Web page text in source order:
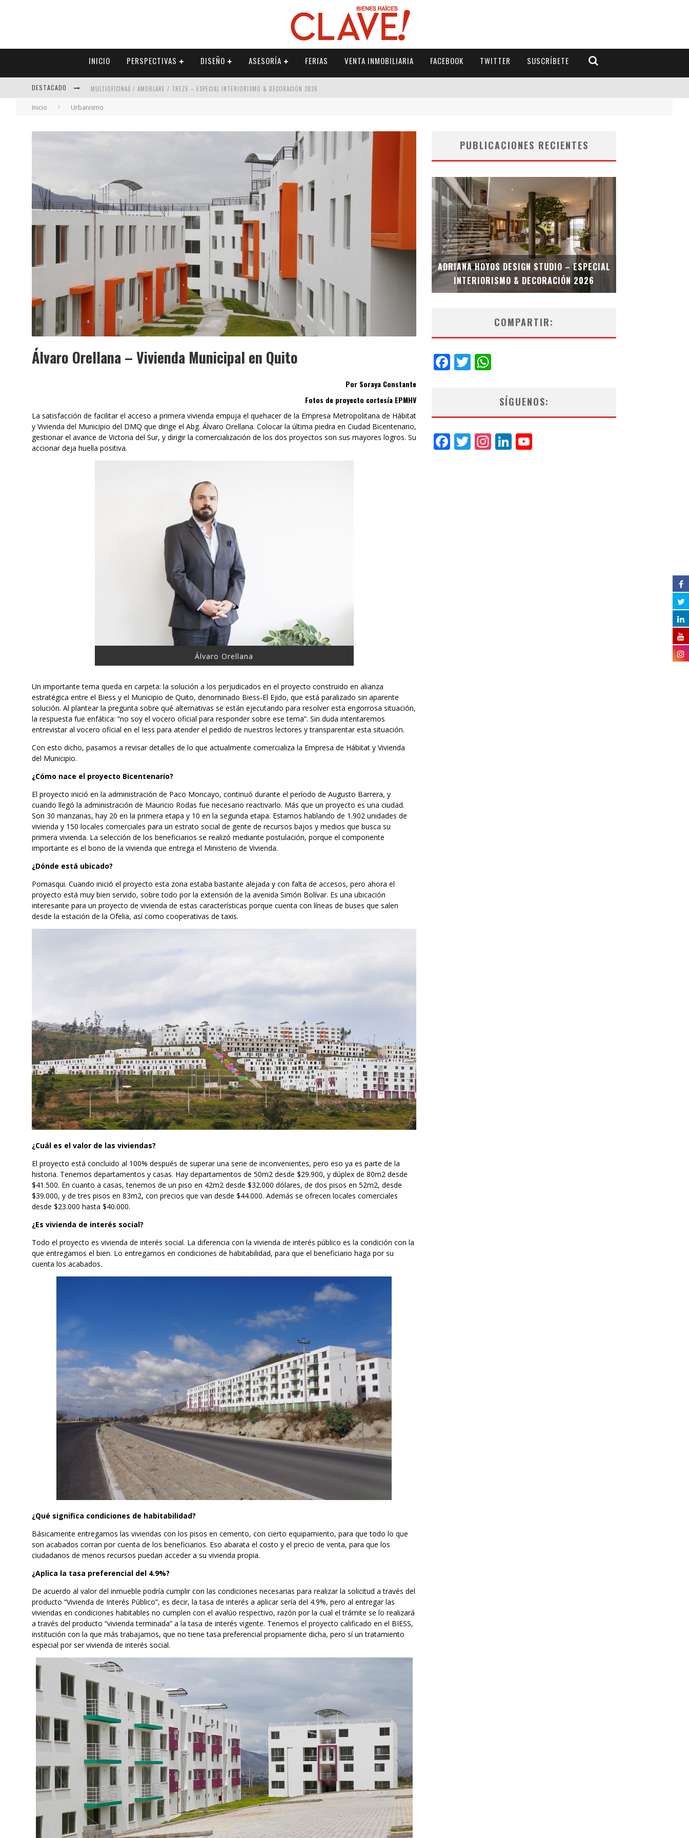
INICIO PERSPECTIVAS DISEÑO ASESORÍA FERIAS VENTA INMOBILIARIA FACEBOOK TWITTER SUSCRÍBETE
DESTACADO MULTIOFICINAS / AMOBLARE / TREZE – ESPECIAL INTERIORISMO & DECORACIÓN 2026
ABAD VERGARA ARQUITECTOS – ESPECIAL INTERIORISMO & DECORACIÓN 2026
COLINEAL – ESPECIAL INTERIORISMO & DECORACIÓN 2026
ADRIANA HOYOS DESIGN STUDIO – ESPECIAL INTERIORISMO & DECORACIÓN 2026
Inicio Urbanismo
Álvaro Orellana – Vivienda Municipal en Quito
Por Soraya Constante
Fotos de proyecto cortesía EPMHV
La satisfacción de facilitar el acceso a primera vivienda empuja el quehacer de la Empresa Metropolitana de Hábitat
y Vivienda del Municipio del DMQ que dirige el Abg. Álvaro Orellana. Colocar la última piedra en Ciudad Bicentenario,
gestionar el avance de Victoria del Sur, y dirigir la comercialización de los dos proyectos son sus mayores logros. Su
accionar deja huella positiva.
Álvaro Orellana
Un importante tema queda en carpeta: la solución a los perjudicados en el proyecto construido en alianza
estratégica entre el Biess y el Municipio de Quito, denominado Biess-El Ejido, que está paralizado sin aparente
solución. Al plantear la pregunta sobre qué alternativas se están ejecutando para resolver esta engorrosa situación,
la respuesta fue enfática: “no soy el vocero oficial para responder sobre ese tema”. Sin duda intentaremos
entrevistar al vocero oficial en el Iess para atender el pedido de nuestros lectores y transparentar esta situación.
Con esto dicho, pasamos a revisar detalles de lo que actualmente comercializa la Empresa de Hábitat y Vivienda
del Municipio.
¿Cómo nace el proyecto Bicentenario?
El proyecto inició en la administración de Paco Moncayo, continuó durante el período de Augusto Barrera, y
cuando llegó la administración de Mauricio Rodas fue necesario reactivarlo. Más que un proyecto es una ciudad.
Son 30 manzanas, hay 20 en la primera etapa y 10 en la segunda etapa. Estamos hablando de 1.902 unidades de
vivienda y 150 locales comerciales para un estrato social de gente de recursos bajos y medios que busca su
primera vivienda. La selección de los beneficiarios se realizó mediante postulación, porque el componente
importante es el bono de la vivienda que entrega el Ministerio de Vivienda.
¿Dónde está ubicado?
Pomasqui. Cuando inició el proyecto esta zona estaba bastante alejada y con falta de accesos, pero ahora el
proyecto está muy bien servido, sobre todo por la extensión de la avenida Simón Bolívar. Es una ubicación
interesante para un proyecto de vivienda de estas características porque cuenta con líneas de buses que salen
desde la estación de la Ofelia, así como cooperativas de taxis.
¿Cuál es el valor de las viviendas?
El proyecto está concluido al 100% después de superar una serie de inconvenientes, pero eso ya es parte de la
historia. Tenemos departamentos y casas. Hay departamentos de 50m2 desde $29.900, y dúplex de 80m2 desde
$41.500. En cuanto a casas, tenemos de un piso en 42m2 desde $32.000 dólares, de dos pisos en 52m2, desde
$39.000, y de tres pisos en 83m2, con precios que van desde $44.000. Además se ofrecen locales comerciales
desde $23.000 hasta $40.000.
¿Es vivienda de interés social?
Todo el proyecto es vivienda de interés social. La diferencia con la vivienda de interés público es la condición con la
que entregamos el bien. Lo entregamos en condiciones de habitabilidad, para que el beneficiario haga por su
cuenta los acabados.
¿Qué significa condiciones de habitabilidad?
Básicamente entregamos las viviendas con los pisos en cemento, con cierto equipamiento, para que todo lo que
son acabados corran por cuenta de los beneficiarios. Eso abarata el costo y el precio de venta, para que los
ciudadanos de menos recursos puedan acceder a su vivienda propia.
¿Aplica la tasa preferencial del 4.9%?
De acuerdo al valor del inmueble podría cumplir con las condiciones necesarias para realizar la solicitud a través del
producto “Vivienda de Interés Público”, es decir, la tasa de interés a aplicar sería del 4.9%, pero al entregar las
viviendas en condiciones habitables no cumplen con el avalúo respectivo, razón por la cual el trámite se lo realizará
a través del producto “vivienda terminada” a la tasa de interés vigente. Tenemos el proyecto calificado en el BIESS,
institución con la que más trabajamos, que no tiene tasa preferencial propiamente dicha, pero sí un tratamiento
especial por ser vivienda de interés social.
PUBLICACIONES RECIENTES
MUBB DESIGN STUDIO – ESPECIAL
INTERIORISMO & DECORACIÓN 2026
ADRIANA HOYOS DESIGN STUDIO – ESPECIAL
INTERIORISMO & DECORACIÓN 2026
COMPARTIR:
Facebook
Twitter
SÍGUENOS:
Facebook
Twitter
Instagram
LinkedIn